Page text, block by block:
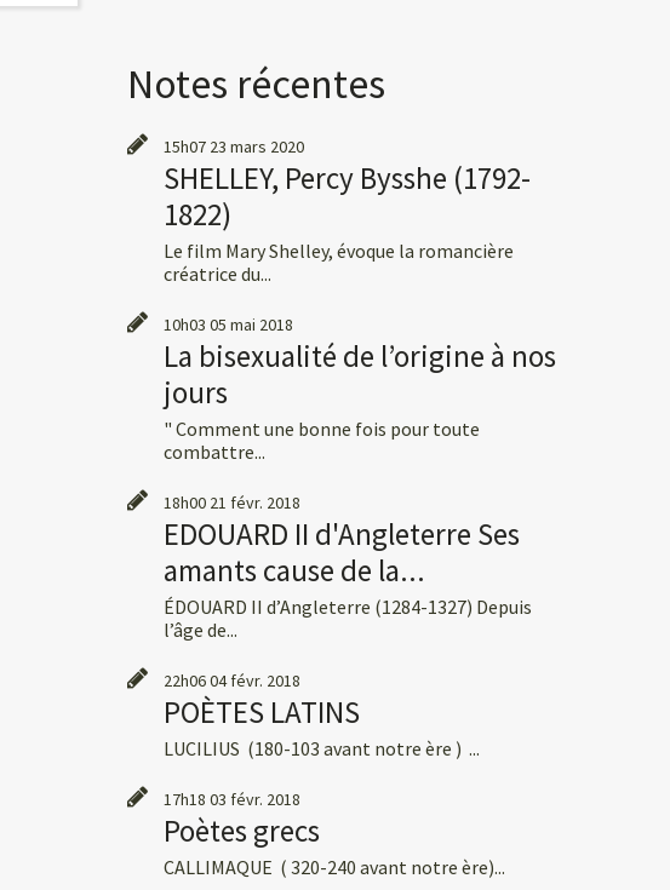
Notes récentes
15h07 23 mars 2020
SHELLEY, Percy Bysshe (1792-
1822)
Le film Mary Shelley, évoque la romancière
créatrice du...
10h03 05 mai 2018
La bisexualité de l’origine à nos
jours
" Comment une bonne fois pour toute
combattre...
18h00 21 févr. 2018
EDOUARD II d'Angleterre Ses
amants cause de la...
ÉDOUARD II d’Angleterre (1284-1327) Depuis
l’âge de...
22h0604 févr. 2018
POÈTES LATINS
LUCILIUS (180-103 avant notre ère ) ...
17h18 03 févr. 2018
Poètes grecs
CALLIMAQUE ( 320-240 avant notre ère)...